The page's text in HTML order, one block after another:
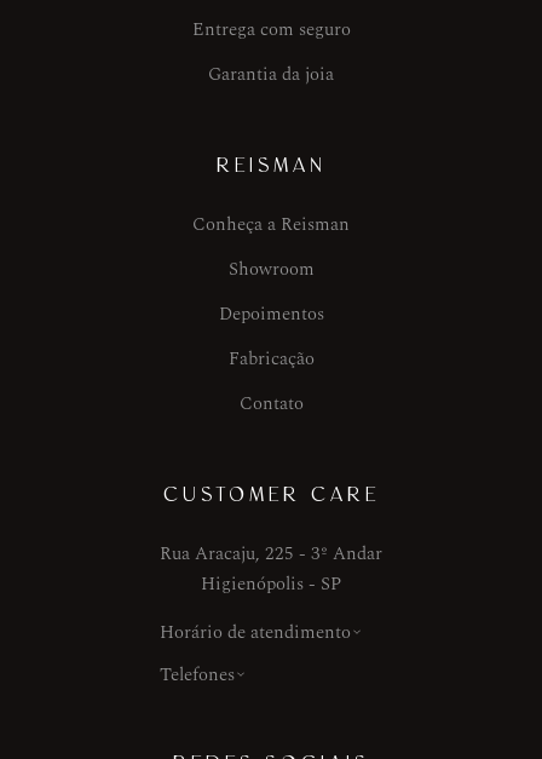
Entrega com seguro
Garantia da joia
REISMAN
Conheça a Reisman
Showroom
Depoimentos
Fabricação
Contato
CUSTOMER CARE
Rua Aracaju, 225 - 3º Andar
Higienópolis - SP
Horário de atendimento
Telefones